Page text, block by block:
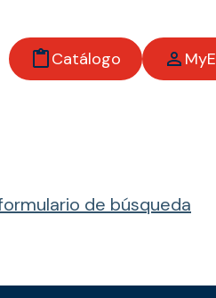
Catálogo
de búsqueda